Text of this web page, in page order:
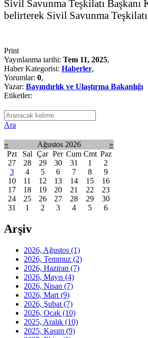
Sivil Savunma Teşkilatı Başkanı
belirterek Sivil Savunma
Print
Yayınlanma tarihi: Tem 11, 2025,
Haber Kategorisi: Haberler,
Yorumlar: 0,
Yazar: Bayındırlık ve Ulaştırma Bakanlığı
Etiketler:
Ara
« Ağustos 2026
»
Pzt
Sal Çar Per Cum Cmt Paz
27
28 29 30 31 1
2
3
4 5 6 7 8
9
10
11 12 13 14 15
16
17
18 19 20 21 22
23
24
25 26 27 28 29
30
31
1 2 3 4 5 6
Arşiv
2026, Ağustos (1)
2026, Temmuz (2)
2026, Haziran (7)
2026, Mayıs (4)
2026, Nisan (7)
2026, Mart (9)
2026, Şubat (7)
2026, Ocak (10)
2025, Aralık (10)
2025, Kasım (9)